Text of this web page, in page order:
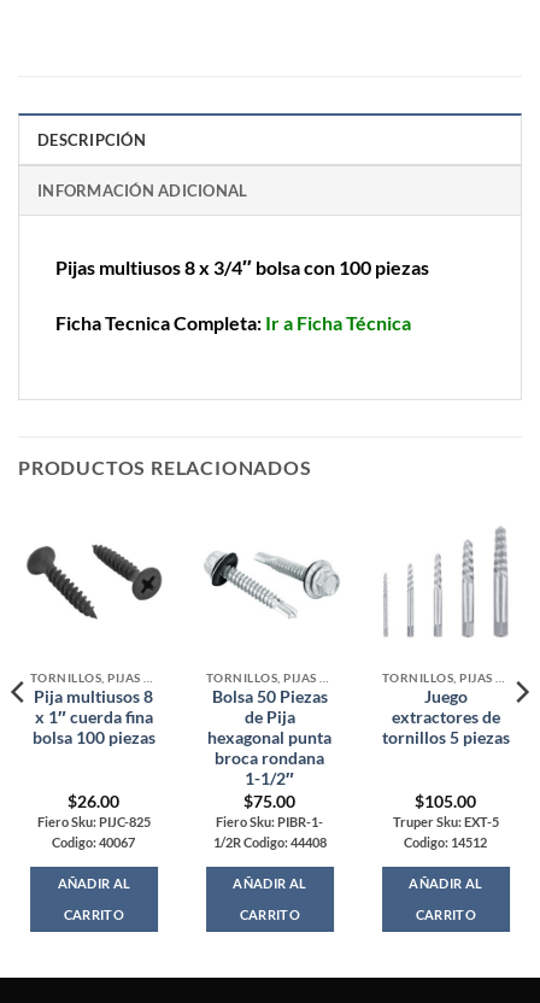
DESCRIPCIÓN
INFORMACIÓN ADICIONAL
Pijas multiusos 8 x 3/4″ bolsa con 100 piezas
Ficha Tecnica Completa: Ir a Ficha Técnica
PRODUCTOS RELACIONADOS
Pija multiusos 8
x 1″ cuerda fina
bolsa 100 piezas
$26.00
Fiero Sku: PIJC-825
Codigo: 40067
AÑADIR AL
CARRITO
Bolsa 50 Piezas
de Pija
hexagonal punta
broca rondana
1-1/2″
$75.00
Fiero Sku: PIBR-1-
1/2R Codigo: 44408
AÑADIR AL
CARRITO
Juego
extractores de
tornillos 5 piezas
$105.00
Truper Sku: EXT-5
Codigo: 14512
AÑADIR AL
CARRITO